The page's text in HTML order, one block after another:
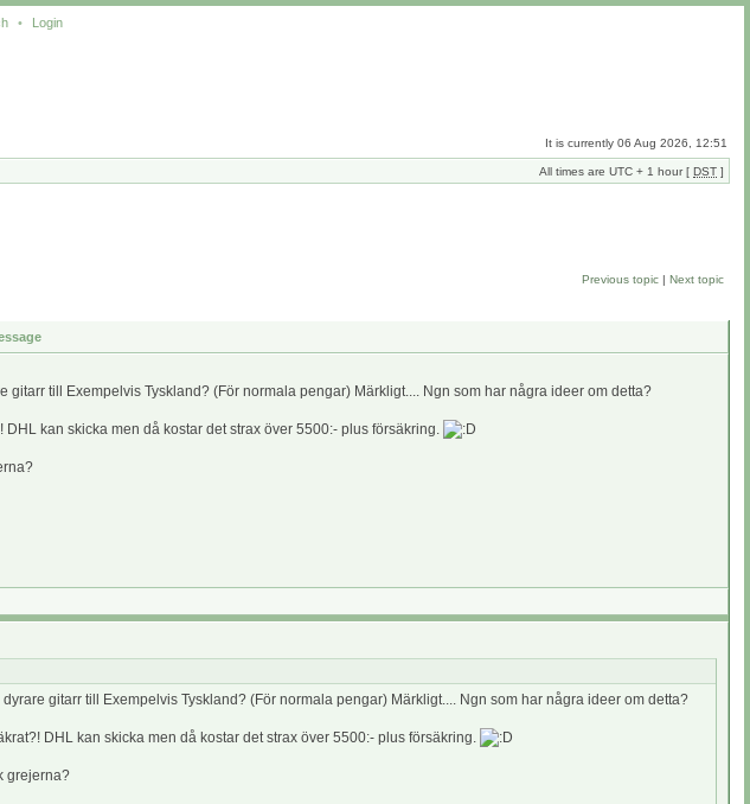
• Login
It is currently 06 Aug 2026, 12:51
All times are UTC + 1 hour [ DST ]
Previous topic | Next topic
till Exempelvis Tyskland? (För normala pengar) Märkligt.... Ngn som har några ideer om detta?
kan skicka men då kostar det strax över 5500:- plus försäkring.
gitarr till Exempelvis Tyskland? (För normala pengar) Märkligt.... Ngn som har några ideer om detta?
DHL kan skicka men då kostar det strax över 5500:- plus försäkring.
grejerna?